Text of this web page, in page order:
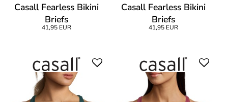
Casall Fearless Bikini
Briefs
41,95 EUR
Casall Fearless Bikini
Briefs
41,95 EUR